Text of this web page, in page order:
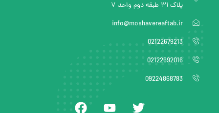
پلاک ۳۱ طبقه دوم واحد ۷
info@moshavereaftab.ir
02122679213
02122692016
09224868783